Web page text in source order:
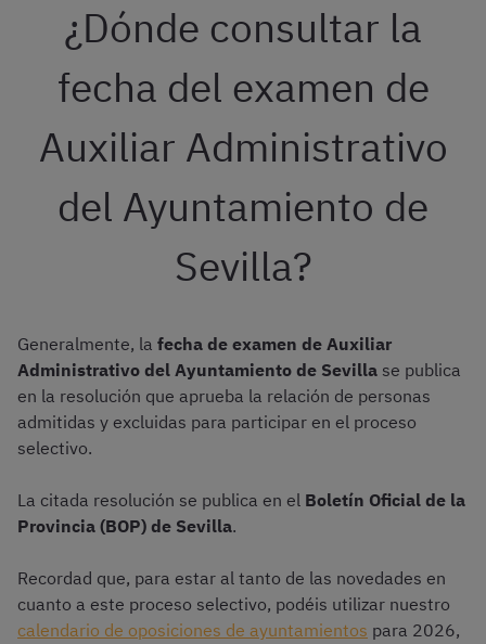
¿Dónde consultar la
fecha del examen de
Auxiliar Administrativo
del Ayuntamiento de
Sevilla?
Generalmente, la fecha de examen de Auxiliar
Administrativo del Ayuntamiento de Sevilla se publica
en la resolución que aprueba la relación de personas
admitidas y excluidas para participar en el proceso
selectivo.
La citada resolución se publica en el Boletín Oficial de la
Provincia (BOP) de Sevilla.
Recordad que, para estar al tanto de las novedades en
cuanto a este proceso selectivo, podéis utilizar nuestro
calendario de oposiciones de ayuntamientos para 2026,